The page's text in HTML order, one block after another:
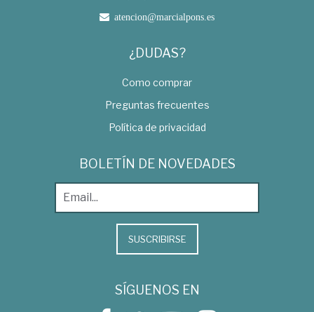
atencion@marcialpons.es
¿DUDAS?
Como comprar
Preguntas frecuentes
Política de privacidad
BOLETÍN DE NOVEDADES
SUSCRIBIRSE
SÍGUENOS EN